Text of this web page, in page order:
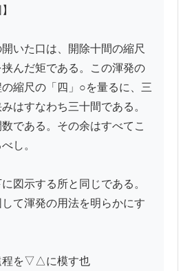
いた口は、開除十間の縮尺
んだ矩である。この渾発の
縮尺の「四」○を量るに、三
はすなわち三十間である。
である。その余はすべてこ
し。
図示する所と同じである。
て渾発の用法を明らかにす
を▽△に模す也